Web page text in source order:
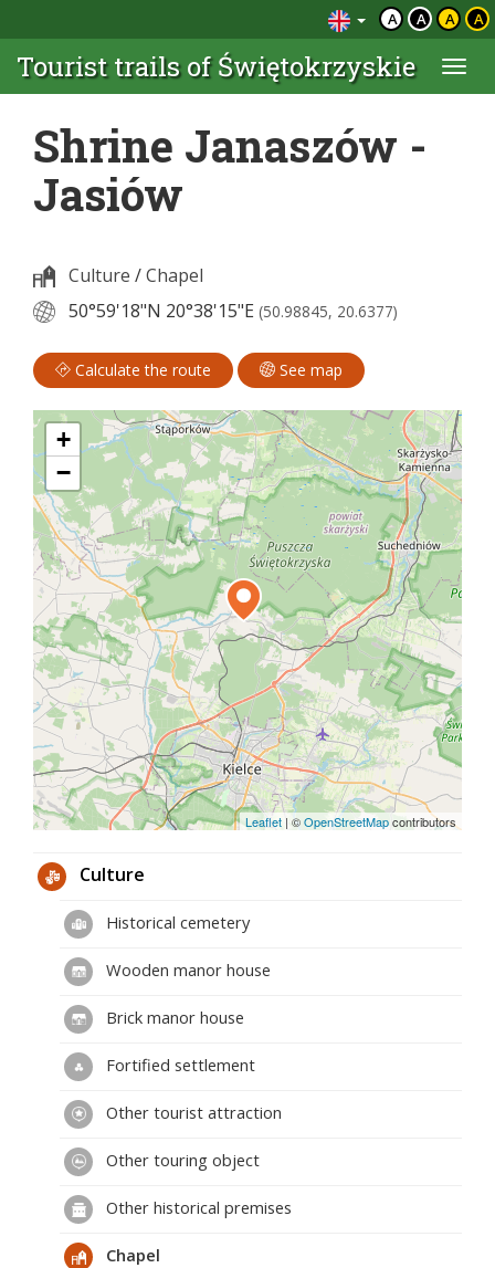
A A A A
Tourist trails of Świętokrzyskie
Shrine Janaszów -
Jasiów
Culture /Chapel
50°59'18"N 20°38'15"E (50.98845, 20.6377)
Calculate the route See map
+
−
Leaflet | ©OpenStreetMapcontributors
Culture
Historical cemetery
Wooden manor house
Brick manor house
Fortified settlement
Other tourist attraction
Other touring object
Other historical premises
Chapel